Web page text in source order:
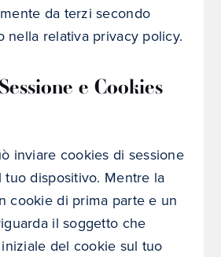
da terzi secondo
nella relativa privacy policy.
e Cookies
inviare cookies di sessione
tuo dispositivo. Mentre la
cookie di prima parte e un
il soggetto che
del cookie sul tuo